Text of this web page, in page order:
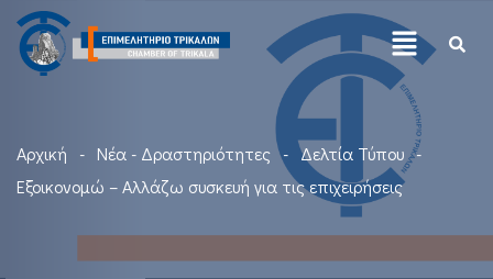
Αρχική Νέα - Δραστηριότητες
Δελτία Τύπου
Εξοικονομώ – Αλλάζω συσκευή για τις επιχειρήσεις